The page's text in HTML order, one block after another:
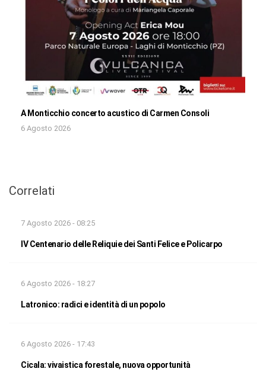
A Monticchio concerto acustico di Carmen Consoli
6 Agosto 2026
Correlati
7 Agosto 2026 - 08:25
IV Centenario delle Reliquie dei Santi Felice e Policarpo
6 Agosto 2026 - 18:27
Latronico: radici e identità di un popolo
6 Agosto 2026 - 17:43
Cicala: vivaistica forestale, nuova opportunità